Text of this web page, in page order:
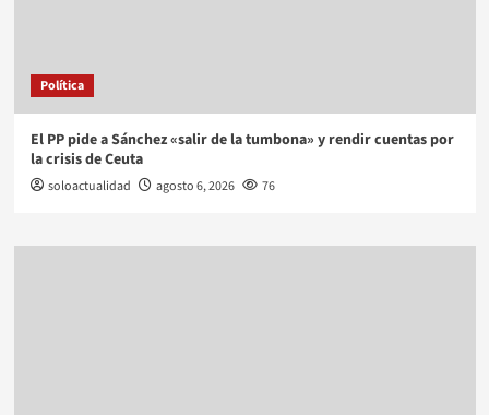
Política
El PP pide a Sánchez «salir de la tumbona» y rendir cuentas por
la crisis de Ceuta
soloactualidad agosto 6, 2026 76